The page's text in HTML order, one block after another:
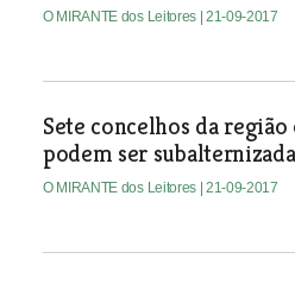
O MIRANTE dos Leitores | 21-09-2017
Sete concelhos da
podem ser
O MIRANTE dos Leitores | 21-09-2017